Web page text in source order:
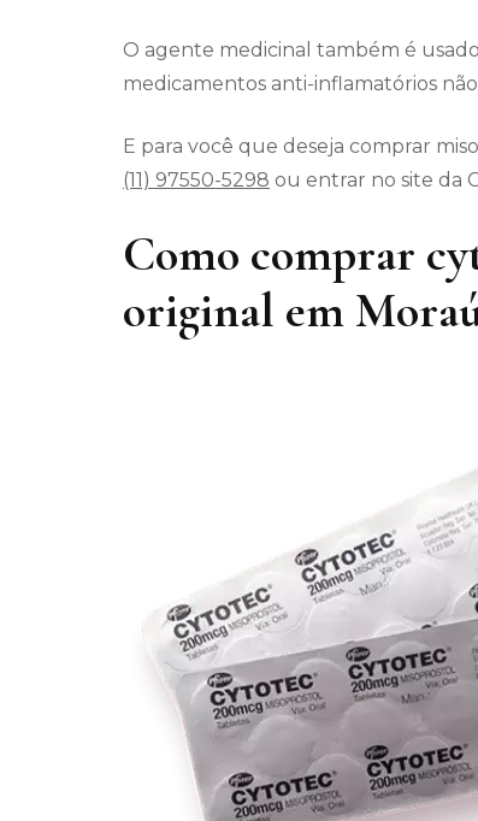
O agente medicinal também é
medicamentos anti-inflamatórios
E para você que deseja comprar
(11) 97550-5298 ou entrar no site da
Como comprar
original em